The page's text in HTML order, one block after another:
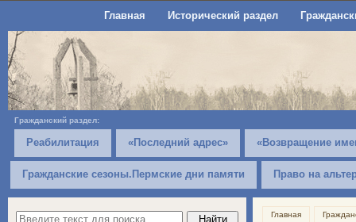
Главная Исторический раздел
Гражданский раздел:
Реабилитация «Последний адрес» «Возвращение
Гражданские сезоны.Пермские дни памяти Право на
Главная